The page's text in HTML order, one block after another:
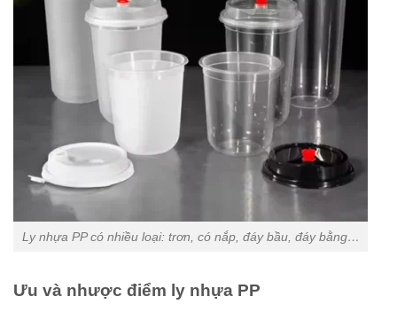
Ly nhựa PP có nhiều loại: trơn, có nắp, đáy bầu, đáy bằng…
Ưu và nhược điểm ly nhựa PP